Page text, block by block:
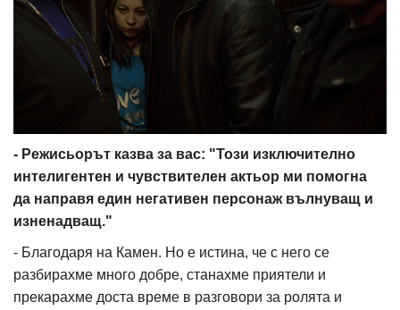
- Режисьорът казва за вас: "Този изключително
интелигентен и чувствителен актьор ми помогна
да направя един негативен персонаж вълнуващ и
изненадващ."
- Благодаря на Камен. Но е истина, че с него се
разбирахме много добре, станахме приятели и
прекарахме доста време в разговори за ролята и